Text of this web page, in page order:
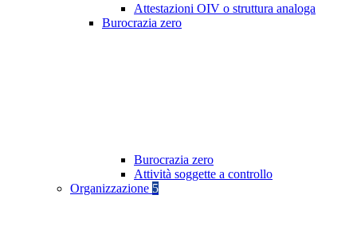
Attestazioni OIV o struttura analoga
Burocrazia zero
Burocrazia zero
Attività soggette a controllo
Organizzazione 5